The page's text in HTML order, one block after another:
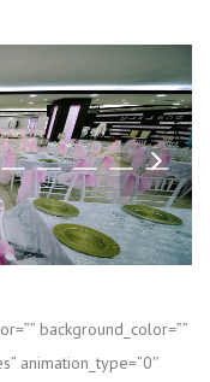
background_color=””
animation_type=”0″